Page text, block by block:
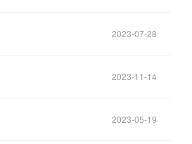
2023-07-28
2023-11-14
2023-05-19